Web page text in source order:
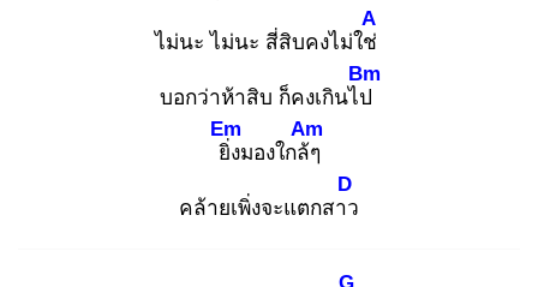
ไม่นะ ไม่นะ สี่สิบคงไม่ใช่
A
บอกว่าห้าสิบ ก็คงเกินไป
Bm
ยิ่ง
Em
มองใกล้ๆ
Am
คล้ายเพิ่งจะแตกสาว
D
G